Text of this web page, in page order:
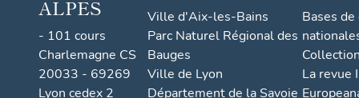
ALPES
- 101 cours
Charlemagne CS
20033 - 69269
Lyon cedex 2
Ville d'Aix-les-Bains
Parc Naturel Régional des
Bauges
Ville de Lyon
Département de la Savoie
Bases
La revue